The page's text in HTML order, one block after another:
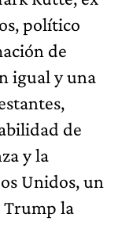
político
de
igual y una
de
y la
Unidos, un
Trump la